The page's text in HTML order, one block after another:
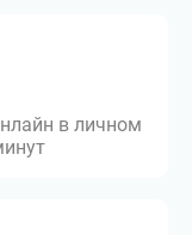
в личном